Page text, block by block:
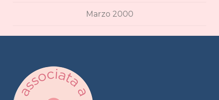
Marzo 2000